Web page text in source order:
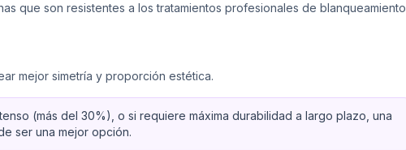
que son resistentes a los tratamientos profesionales de blanqueamiento
mejor simetría y proporción estética.
(más del 30%), o si requiere máxima durabilidad a largo plazo, una
ser una mejor opción.